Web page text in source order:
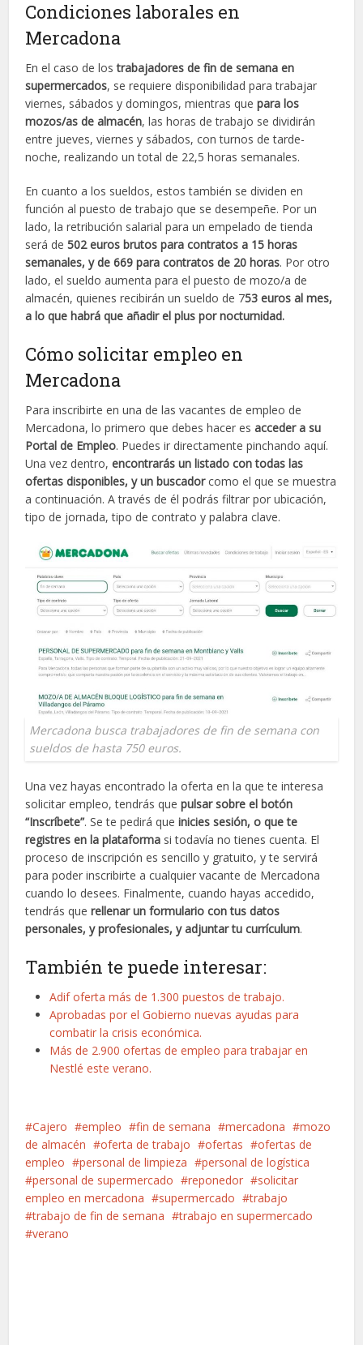
Condiciones laborales en
Mercadona
En el caso de los trabajadores de fin de semana en
supermercados, se requiere disponibilidad para trabajar
viernes, sábados y domingos, mientras quepara los
mozos/as de almacén, las horas de trabajo se dividirán
entre jueves, viernes y sábados, con turnos de tarde-
noche, realizando un total de 22,5 horas semanales.
En cuanto a los sueldos, estos también se dividen en
función al puesto de trabajo que se desempeñe. Por un
lado, la retribución salarial para un empelado de tienda
será de 502 euros brutos para contratos a 15 horas
semanales, y de 669 para contratos de 20 horas. Por otro
lado, el sueldo aumenta para el puesto de mozo/a de
almacén, quienes recibirán un sueldo de 753 euros al mes,
a lo que habrá que añadir el plus por nocturnidad.
Cómo solicitar empleo en
Mercadona
Para inscribirte en una de las vacantes de empleo de
Mercadona, lo primero que debes hacer esacceder a su
Portal de Empleo. Puedes ir directamente pinchando aquí.
Una vez dentro,encontrarás un listado con todas las
ofertas disponibles, y un buscadorcomo el que se muestra
a continuación. A través de él podrás filtrar por ubicación,
tipo de jornada, tipo de contrato y palabra clave.
Mercadona busca trabajadores de fin de semana con
sueldos de hasta 750 euros.
Una vez hayas encontrado la oferta en la que te interesa
solicitar empleo, tendrás quepulsar sobre el botón
“Inscríbete”. Se te pedirá queinicies sesión, o que te
registres en la plataforma si todavía no tienes cuenta. El
proceso de inscripción es sencillo y gratuito, y te servirá
para poder inscribirte a cualquier vacante de Mercadona
cuando lo desees. Finalmente, cuando hayas accedido,
tendrás querellenar un formulario con tus datos
personales, y profesionales, y adjuntar tu currículum.
También te puede interesar:
Adif oferta más de 1.300 puestos de trabajo.
Aprobadas por el Gobierno nuevas ayudas para
combatir la crisis económica.
Más de 2.900 ofertas de empleo para trabajar en
Nestlé este verano.
Cajero empleo fin de semana mercadona
mozo
de almacén
oferta de trabajo ofertas
ofertas de
empleo
personal de limpieza
personal de logística
personal de supermercado
reponedor
solicitar
empleo en mercadona
supermercado
trabajo
trabajo de fin de semana
trabajo en supermercado
verano